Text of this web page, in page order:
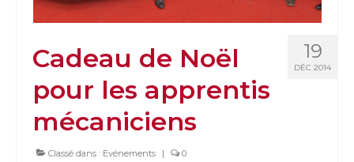
19
DÉC 2014
Cadeau de Noël
pour les apprentis
mécaniciens
Classé dans : Evénements | 0